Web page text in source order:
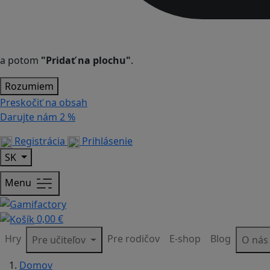
a potom "Pridať na plochu".
Rozumiem
Preskočiť na obsah
Darujte nám 2 %
Registrácia
Prihlásenie
SK
Menu
0,00 €
Hry
Pre učiteľov Pre rodičov E-shop Blog
O nás
Domov